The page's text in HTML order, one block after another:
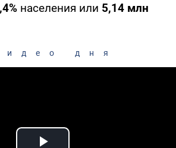
населения или 5,14 млн
дня